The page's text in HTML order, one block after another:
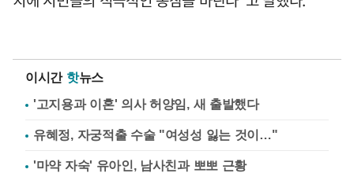
이시간 핫뉴스
'고지용과 이혼' 의사 허양임, 새 출발했다
유혜정, 자궁적출 수술 "여성성 잃는 것이…"
'마약 자숙' 유아인, 남사친과 뽀뽀 근황